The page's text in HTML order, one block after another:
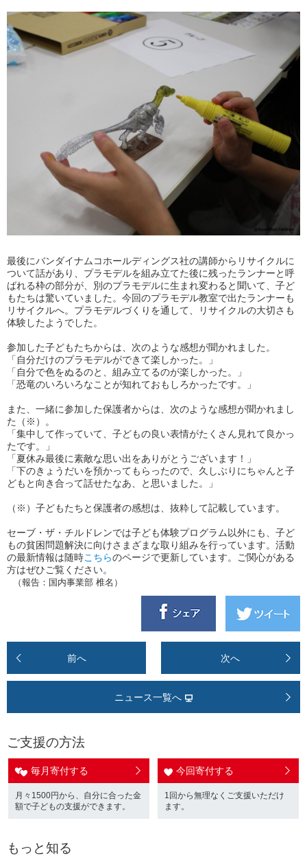
最後にバンダイナムコホールディングス社の講師からリサイクルに
ついて話があり、プラモデルを組み立てた後に残ったランナーと呼
ばれる枠の部分が、別のプラモデルに生まれ変わると聞いて、子ど
もたちは驚いていました。今回のプラモデル教室で出たランナーも
リサイクルへ。プラモデルづくりを通して、リサイクルの大切さも
体験したようでした。
参加した子どもたちからは、次のような感想が聞かれました。
「自分だけのプラモデルができて楽しかった。」
「自分で色をぬるのと、組み立てるのが楽しかった。」
「恐竜のいろいろなことが知れておもしろかったです。」
また、一緒に参加した保護者からは、次のような感想が聞かれまし
た（※）。
「集中して作っていて、子どもの良い表情がたくさん見れて良かっ
たです。」
「夏休み最後に素敵な思い出をありがとうございます！」
「下のきょうだいを預かってもらったので、久しぶりにちゃんと子
どもと向き合って話せたなあ、と思いました。」
（※）子どもたちと保護者の感想は、抜粋して記載しています。
セーブ・ザ・チルドレンでは子ども体験プログラム以外にも、子ど
もの貧困問題解決に向けさまざまな取り組みを行っています。活動
の最新情報は随時こちらのページで更新しています。ご関心がある
方はぜひご覧ください。
（報告：国内事業部 椎名）
前へ 次へ
ニュース一覧へ
ご支援の方法
毎月寄付する
月々1500円から、自分に合った金
額で子どもの支援ができます。
今回寄付する
1回から無理なくご支援いただけ
ます。
もっと知る